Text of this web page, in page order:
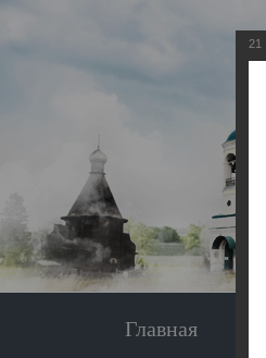
Главная
21